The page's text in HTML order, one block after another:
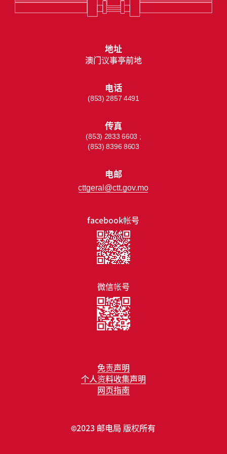
免责声明
个人资料收集声明
网页指南
facebook帐号
微信帐号
地址
澳门议事亭前地
电话
(853) 2857 4491
传真
(853) 2833 6603 ;
(853) 8396 8603
电邮
cttgeral@ctt.gov.mo
©2023 邮电局 版权所有